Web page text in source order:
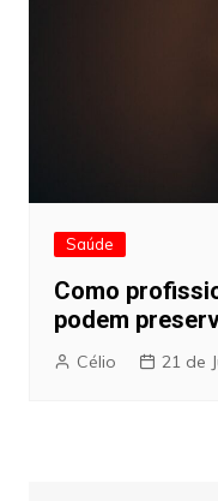
Saúde
Como
podem
Célio 21 de